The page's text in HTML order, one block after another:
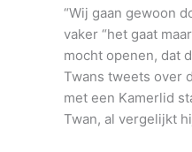
“Wij gaan gewoon
vaker “het gaat
mocht openen, dat
Twans tweets over
met een Kamerlid
Twan, al vergelijkt